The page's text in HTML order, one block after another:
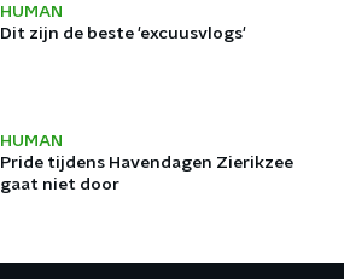
HUMAN
Dit zijn de beste 'excuusvlogs'
HUMAN
Pride tijdens Havendagen Zierikzee
gaat niet door